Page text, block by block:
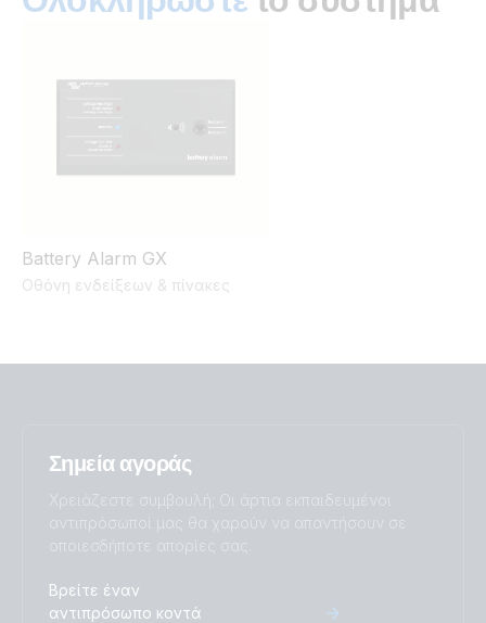
12V 200Ah AGM Deep Cycle Battery (right)
12V 200Ah AGM Deep Cycle Battery (side)
Battery Alarm GX
Οθόνη ενδείξεων & πίνακες
Σημεία αγοράς
Χρειάζεστε συμβουλή; Οι άρτια εκπαιδευμένοι
αντιπρόσωποί μας θα χαρούν να απαντήσουν σε
οποιεσδήποτε απορίες σας.
Βρείτε έναν
αντιπρόσωπο κοντά